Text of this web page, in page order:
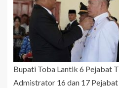
Bupati Toba Lantik 6 Pejabat
Admistrator 16 dan 17 Pejabat